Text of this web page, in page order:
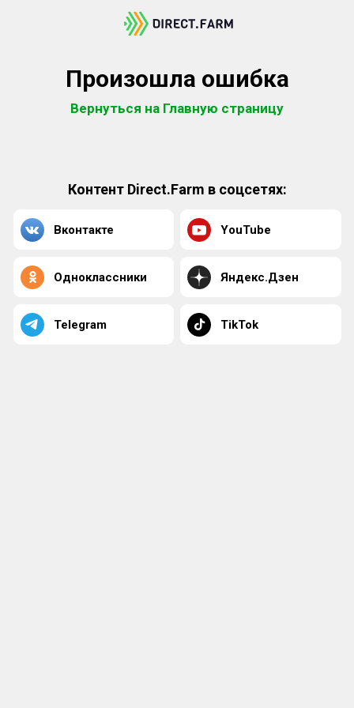
Произошла ошибка
Вернуться на Главную страницу
Контент Direct.Farm в соцсетях:
Вконтакте YouTube
Одноклассники Яндекс.Дзен
Telegram TikTok